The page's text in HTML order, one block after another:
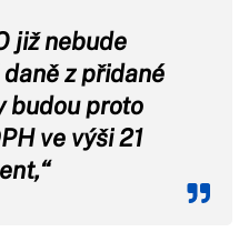
již nebude
z přidané
budou proto
ve výši 21